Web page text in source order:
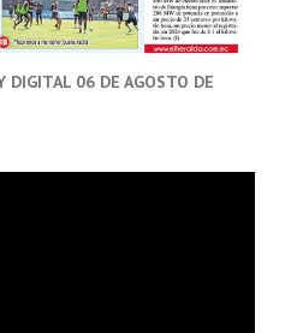
DIGITAL 06 DE AGOSTO DE